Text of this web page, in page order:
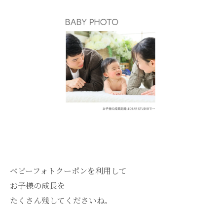
ベビーフォトクーポンを利用して
お子様の成長を
たくさん残してくださいね。